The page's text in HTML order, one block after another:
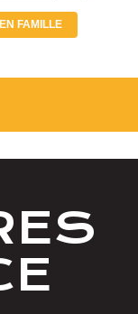
EN FAMILLE